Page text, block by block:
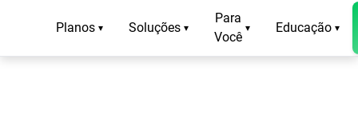
Planos ▾ Soluções ▾
Para
Você
▾ Educação ▾